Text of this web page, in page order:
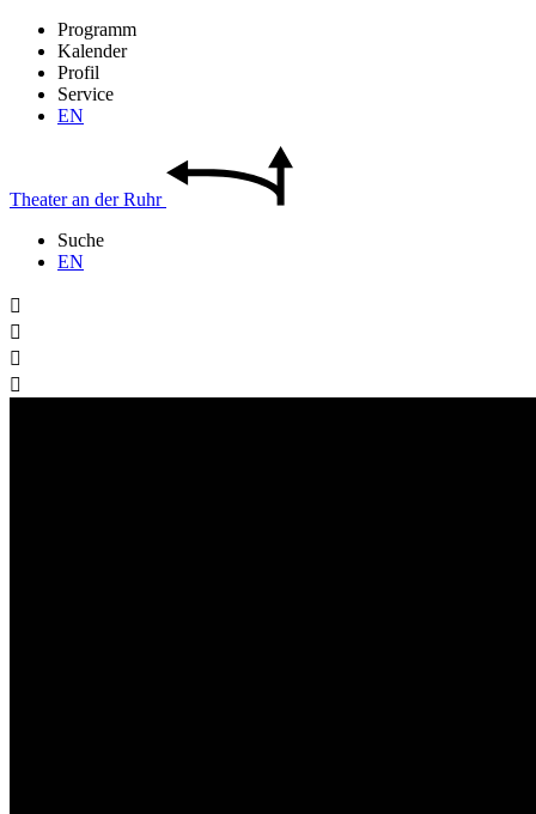
Programm
Kalender
Profil
Service
EN
Theateran derRuhr
Suche
EN



